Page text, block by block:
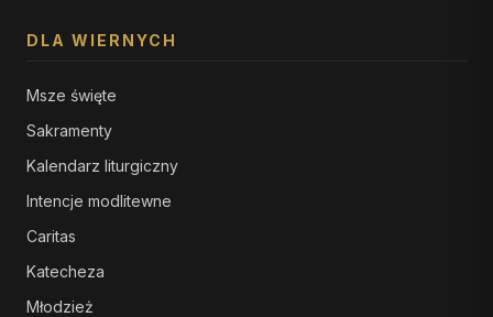
DLA WIERNYCH
Msze święte
Sakramenty
Kalendarz liturgiczny
Intencje modlitewne
Caritas
Katecheza
Młodzież